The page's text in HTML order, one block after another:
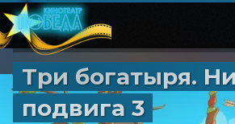
Три богатыря.
подвига 3